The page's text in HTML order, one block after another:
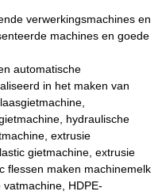
verwerkingsmachines en
machines en goede
automatische
in het maken van
hydraulische
extrusie
gietmachine, extrusie
flessen maken machinemelk
HDPE-